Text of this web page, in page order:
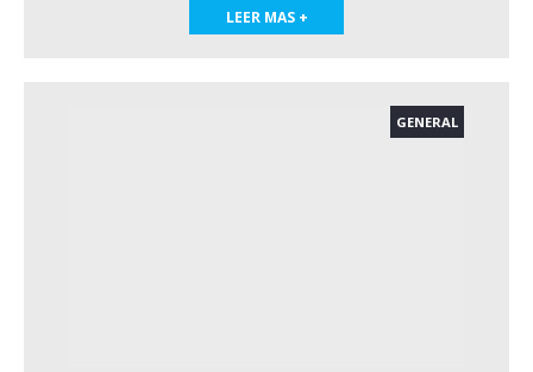
LEER MAS +
GENERAL